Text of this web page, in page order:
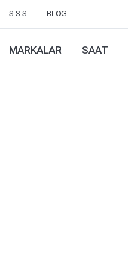
S.S.S BLOG
MARKALAR SAAT